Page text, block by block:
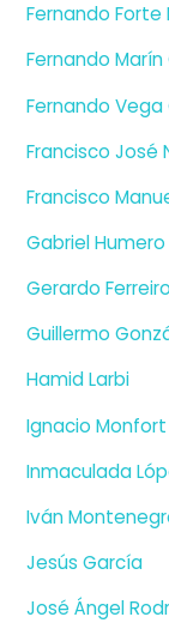
Fernando Forte
Fernando
Fernando Vega
Francisco José
Francisco
Gabriel Humero
Gerardo
Guillermo
Hamid Larbi
Ignacio
Inmaculada
Iván
Jesús García
José Ángel